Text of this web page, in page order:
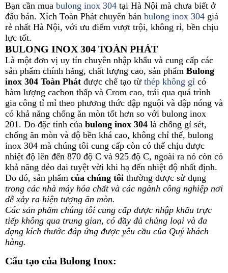
Bạn cần mua bulong inox 304 tại Hà Nội mà chưa biết ở
đâu bán. Xích Toàn Phát chuyên bán bulong inox 304 giá
rẻ nhất Hà Nội, với ưu điểm vượt trội, không rỉ, bền chịu
lực tốt.
BULONG INOX 304 TOÀN PHÁT
Là một đơn vị uy tín chuyên nhập khẩu và cung cấp các
sản phẩm chính hãng, chất lượng cao, sản phẩm Bulong
inox 304 Toàn Phát được chế tạo từ thép không gỉ có
hàm lượng cacbon thấp và Crom cao, trải qua quá trình
gia công tỉ mỉ theo phương thức dập nguội và dập nóng và
có khả năng chống ăn mòn tốt hơn so với bulong inox
201. Do đặc tính của bulong inox 304 là chống gỉ sét,
chống ăn mòn và độ bền khá cao, không chỉ thế, bulong
inox 304 mà chúng tôi cung cấp còn có thể chịu được
nhiệt độ lên đến 870 độ C và 925 độ C, ngoài ra nó còn có
khả năng dẻo dai tuyệt vời khi hạ đến nhiệt độ nhất định.
Do đó, sản phẩm của chúng tôi thường được sử dụng
trong các nhà máy hóa chất và các ngành công nghiệp nơi
dễ xảy ra hiện tượng ăn mòn.
Các sản phẩm chúng tôi cung cấp được nhập khẩu trực
tiếp không qua trung gian, có đầy đủ chủng loại và đa
dạng kích thước đáp ứng được yêu cầu của Quý khách
hàng.
Cấu tạo của Bulong Inox: